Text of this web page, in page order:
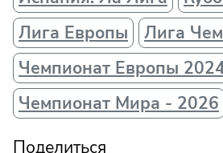
Лига Европы
Лига
Чемпионат Европы
Чемпионат Мира - 2026
Поделиться